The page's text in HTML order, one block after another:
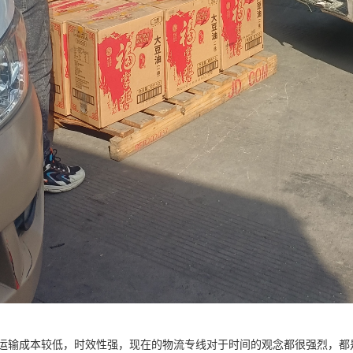
输成本较低，时效性强，现在的物流专线对于时间的观念都很强烈，